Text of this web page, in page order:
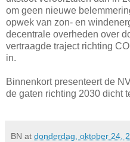
om geen nieuwe
opwek van zon- en
decentrale overheden over
vertraagde traject richting
in.
Binnenkort presenteert de
de gaten richting 2030 dicht
BN at donderdag, oktober 24,